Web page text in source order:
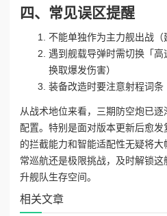
四、常见误区提醒
不能单独作为主力舰出战（
遇到舰载导弹时需切换「
换取爆发伤害）
装备改造时要注意射程词条
从战术地位来看，三期防空炮已
配置。特别是面对版本更新后愈
的拦截能力和智能适配性无疑将
常巡航还是极限挑战，及时解锁
升舰队生存空间。
相关文章